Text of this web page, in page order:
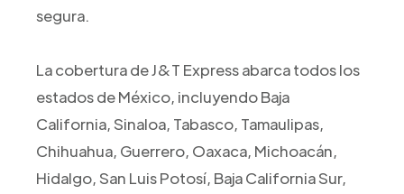
segura.
La cobertura de J&T Express abarca todos los
estados de México, incluyendo Baja
California, Sinaloa, Tabasco, Tamaulipas,
Chihuahua, Guerrero, Oaxaca, Michoacán,
Hidalgo, San Luis Potosí, Baja California Sur,